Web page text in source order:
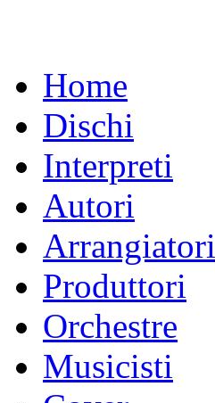
Home
Dischi
Interpreti
Autori
Arrangiatori
Produttori
Orchestre
Musicisti